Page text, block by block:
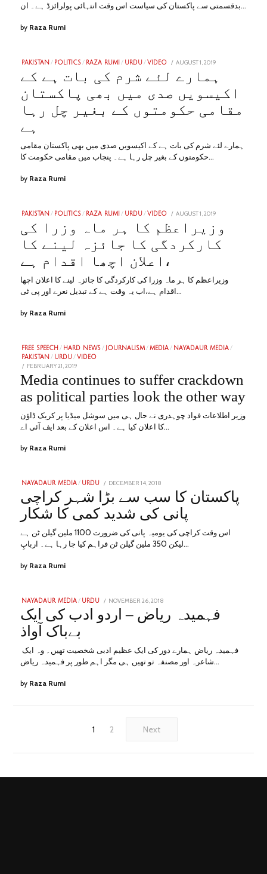
بدقسمتی سے پاکستان کی سیاست اس وقت انتہائی پولرائزڈ ہے۔ ان…
by Raza Rumi
PAKISTAN / POLITICS / RAZA RUMI / URDU / VIDEO
POSTED
AUGUST 1, 2019
2023ہمارے لئے شرم کی بات ہے کے
اکیسویں صدی میں بھی پاکستان
مقامی حکومتوں کے بغیر چل رہا
ہے
ہمارے لئے شرم کی بات ہے کے اکیسویں صدی میں بھی پاکستان مقامی
حکومتوں کے بغیر چل رہا ہے۔ پنجاب میں مقامی حکومت کا…
by Raza Rumi
PAKISTAN / POLITICS / RAZA RUMI / URDU / VIDEO
POSTED
AUGUST 1, 2019
2023وزیراعظم کا ہر ماہ وزرا کی
کارکردگی کا جائزہ لینے کا
اعلان اچھا اقدام ہے،
وزیراعظم کا ہر ماہ وزرا کی کارکردگی کا جائزہ لینے کا اعلان اچھا
اقدام ہے،اب یہ وقت ہے کے تبدیل نعرے اور پی ٹی…
by Raza Rumi
FREE SPEECH / HARD NEWS / JOURNALISM / MEDIA / NAYADAUR MEDIA /
PAKISTAN / URDU / VIDEO
POSTED
ON
FEBRUARY 21, 2019
2023
Media continues to suffer crackdown
as political parties look the other way
وزیر اطلاعات فواد چوہدری نے حال ہی میں سوشل میڈیا پر کریک ڈاؤن
کا اعلان کیا ہے۔ اس اعلان کے بعد ایف آئی اے…
by Raza Rumi
NAYADAUR MEDIA / URDU
POSTED
ON
DECEMBER 14, 2018
2023
پاکستان کا سب سے بڑا شہر کراچی
پانی کی شدید کمی کا شکار
اس وقت کراچی کی یومیہ پانی کی ضرورت 1100 ملین گیلن ٹن ہے
لیکن 350 ملین گیلن ٹن فراہم کیا جا رہا ہے۔ اربابِ…
by Raza Rumi
NAYADAUR MEDIA / URDU
POSTED
NOVEMBER 26, 2018
2023
فہمیدہ ریاض – اردو ادب کی ایک
بےباک آواذ
فہمیدہ ریاض ہمارے دور کی ایک عظیم ادبی شخصیت تھیں۔ وہ ایک
شاعرہ اور مصنفہ تو تھیں ہی مگر اہم طور پر فہمیدہ ریاض…
by Raza Rumi
1 2 Next